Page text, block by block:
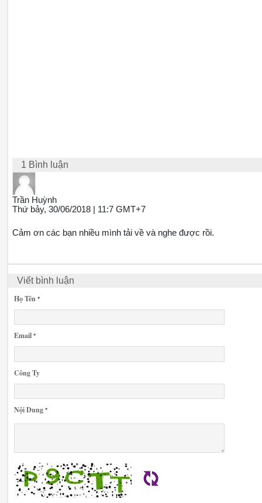
1 Bình luận
Trần Huỳnh
Thứ bảy, 30/06/2018 | 11:7 GMT+7
Cảm ơn các bạn nhiều mình tải về và nghe được rồi.
Viết bình luận
Họ Tên *
Email *
Công Ty
Nội Dung *